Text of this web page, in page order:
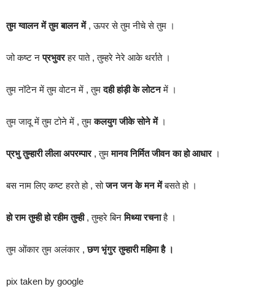
तुम ग्वालन में तुम बालन में, ऊपर से तुम नीचे से तुम ।
जो कष्ट नप्रभुवरहर पाते , तुम्हरे नेरे आके थर्राते ।
तुम नॉटेन में तुम वोटन में , तुमदही हांड़ी के लोटनमें ।
तुम जादू में तुम टोने में , तुमकलयुग जीके सोने में।
प्रभु तुम्हारी लीला अपरम्पार, तुममानव निर्मित जीवन का हो आधार।
बस नाम लिए कष्ट हरते हो , सोजन जन के मन मेंबसते हो ।
हो राम तुम्ही हो रहीम तुम्ही, तुम्हरे बिनमिथ्या रचनाहै ।
तुम ओंकार तुम अलंकार ,छण भृंगुर तुम्हारी महिमा है ।
pix taken by google